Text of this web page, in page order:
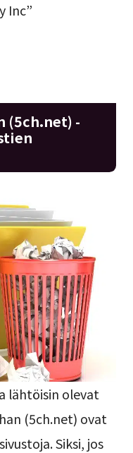
Inc”
(5ch.net) -
lähtöisin olevat
(5ch.net) ovat
Siksi, jos